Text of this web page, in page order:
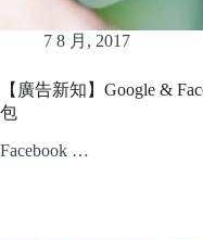
7 8 月, 2017
【廣告新知】Google &
包
Facebook …